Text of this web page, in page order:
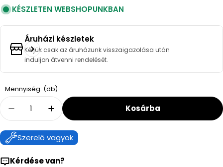
KÉSZLETEN WEBSHOPUNKBAN
Áruházi készletek
Kérjük csak az áruházunk visszaigazolása után
induljon átvenni rendelését.
Mennyiség: (db)Quantity
Decrease Quantity For BWT PROTECTOR
Increase Quantity For BWT
Kosárba
Szerelő vagyok
Kérdése van?